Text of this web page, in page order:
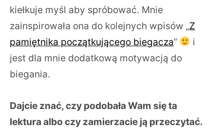
kiełkuje myśl aby spróbować. Mnie
zainspirowała ona do kolejnych wpisów „Z
pamiętnika początkującego biegacza”
i
jest dla mnie dodatkową motywacją do
biegania.
Dajcie znać, czy podobała Wam się ta
lektura albo czy zamierzacie ją przeczytać.